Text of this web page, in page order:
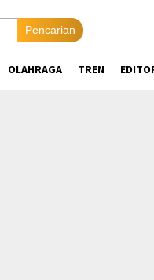
Pencarian
OLAHRAGA TREN